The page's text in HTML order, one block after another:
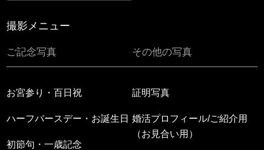
撮影メニュー
ご記念写真
お宮参り・百日祝
ハーフバースデー・お誕生日
初節句・一歳記念
その他の写真
証明写真
婚活プロフィール/ご紹介用
（お見合い用）